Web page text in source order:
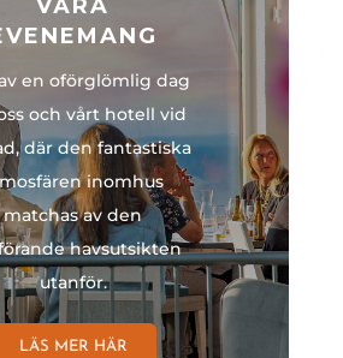
VÅRA
en oförglömlig dag
och vårt hotell vid
där den fantastiska
inomhus
matchas av den
havsutsikten
utanför.
LÄS MER HÄR